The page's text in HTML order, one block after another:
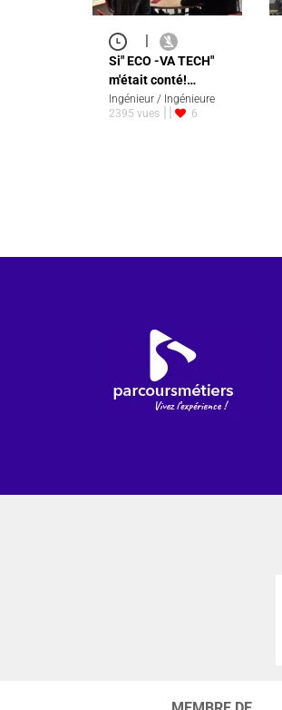
Si" ECO -VA TECH"
m'était conté!…
Ingénieur / Ingénieure
2395 vues
6